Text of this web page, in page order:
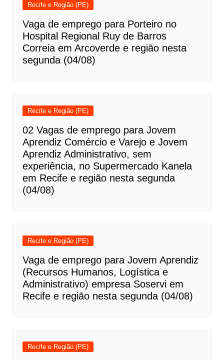
Recife e Região (PE)
Vaga de emprego para Porteiro no
Hospital Regional Ruy de Barros
Correia em Arcoverde e região nesta
segunda (04/08)
Recife e Região (PE)
02 Vagas de emprego para Jovem
Aprendiz Comércio e Varejo e Jovem
Aprendiz Administrativo, sem
experiência, no Supermercado Kanela
em Recife e região nesta segunda
(04/08)
Recife e Região (PE)
Vaga de emprego para Jovem Aprendiz
(Recursos Humanos, Logística e
Administrativo) empresa Soservi em
Recife e região nesta segunda (04/08)
Recife e Região (PE)